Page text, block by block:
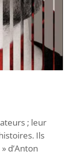
; leur
Ils
d’Anton